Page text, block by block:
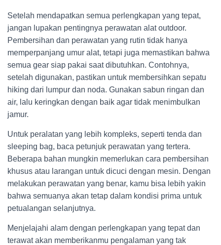
Setelah mendapatkan semua perlengkapan yang tepat,
jangan lupakan pentingnya perawatan alat outdoor.
Pembersihan dan perawatan yang rutin tidak hanya
memperpanjang umur alat, tetapi juga memastikan bahwa
semua gear siap pakai saat dibutuhkan. Contohnya,
setelah digunakan, pastikan untuk membersihkan sepatu
hiking dari lumpur dan noda. Gunakan sabun ringan dan
air, lalu keringkan dengan baik agar tidak menimbulkan
jamur.
Untuk peralatan yang lebih kompleks, seperti tenda dan
sleeping bag, baca petunjuk perawatan yang tertera.
Beberapa bahan mungkin memerlukan cara pembersihan
khusus atau larangan untuk dicuci dengan mesin. Dengan
melakukan perawatan yang benar, kamu bisa lebih yakin
bahwa semuanya akan tetap dalam kondisi prima untuk
petualangan selanjutnya.
Menjelajahi alam dengan perlengkapan yang tepat dan
terawat akan memberikanmu pengalaman yang tak